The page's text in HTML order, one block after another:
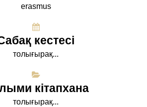
erasmus
кестесі
толығырақ...
кітапхана
толығырақ...